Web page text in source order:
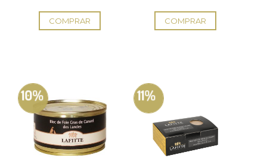
COMPRAR COMPRAR
10% 11%